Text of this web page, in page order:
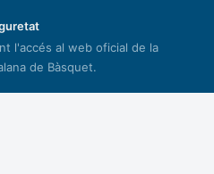
l'accés al web oficial de la
de Bàsquet.